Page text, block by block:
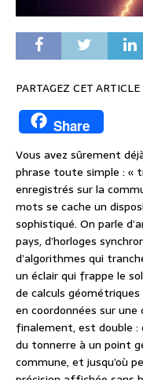
PARTAGEZ CET ARTICLE
Share
Vous avez sûrement
phrase toute simple : «
enregistrés sur la
mots se cache un
sophistiqué. On parle
pays, d’horloges
d’algorithmes qui
un éclair qui frappe le
de calculs
en coordonnées sur
finalement, est double
du tonnerre à un point
commune, et jusqu’où